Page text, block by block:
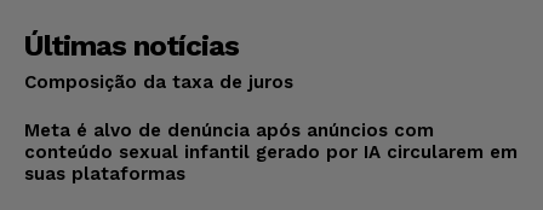
Últimas notícias
Composição da taxa de juros
Meta é alvo de denúncia após anúncios com
conteúdo sexual infantil gerado por IA circularem em
suas plataformas